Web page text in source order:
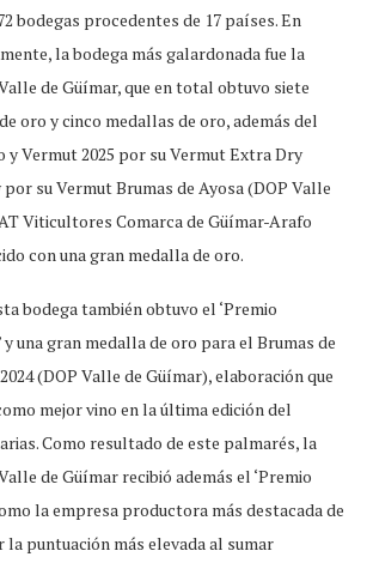
bodegas procedentes de 17 países. En
la bodega más galardonada fue la
de Güímar, que en total obtuvo siete
oro y cinco medallas de oro, además del
y Vermut 2025 por su Vermut Extra Dry
por su Vermut Brumas de Ayosa (DOP Valle
Viticultores Comarca de Güímar-Arafo
con una gran medalla de oro.
bodega también obtuvo el ‘Premio
y una gran medalla de oro para el Brumas de
(DOP Valle de Güímar), elaboración que
mejor vino en la última edición del
Como resultado de este palmarés, la
de Güímar recibió además el ‘Premio
la empresa productora más destacada de
la puntuación más elevada al sumar